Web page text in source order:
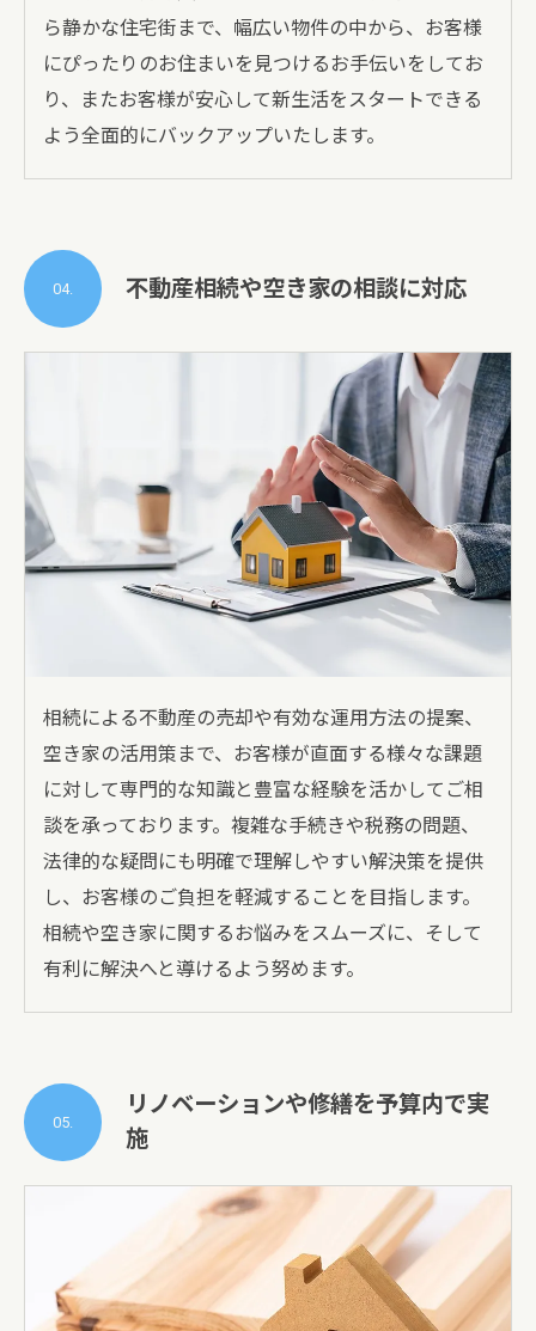
ら静かな住宅街まで、幅広い物件の中から、お客様
にぴったりのお住まいを見つけるお手伝いをしてお
り、またお客様が安心して新生活をスタートできる
よう全面的にバックアップいたします。
不動産相続や空き家の相談に対応
04.
相続による不動産の売却や有効な運用方法の提案、
空き家の活用策まで、お客様が直面する様々な課題
に対して専門的な知識と豊富な経験を活かしてご相
談を承っております。複雑な手続きや税務の問題、
法律的な疑問にも明確で理解しやすい解決策を提供
し、お客様のご負担を軽減することを目指します。
相続や空き家に関するお悩みをスムーズに、そして
有利に解決へと導けるよう努めます。
リノベーションや修繕を予算内で実
施
05.